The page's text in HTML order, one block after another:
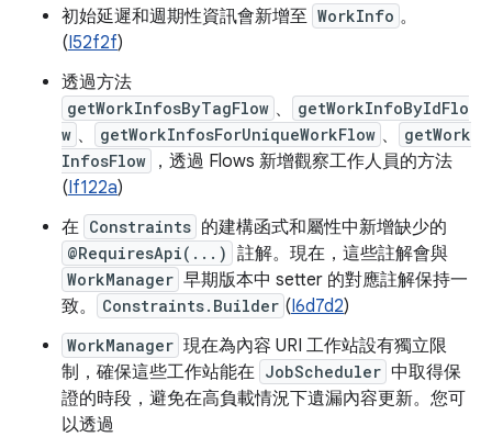
初始延遲和週期性資訊會新增至 WorkInfo 。
(I52f2f)
透過方法
getWorkInfosByTagFlow 、
getWorkInfoByIdFlo
w 、 getWorkInfosForUniqueWorkFlow 、
getWork
InfosFlow
，透過 Flows 新增觀察工作人員的方法
(If122a)
在 Constraints 的建構函式和屬性中新增缺少的
@RequiresApi(...) 註解。現在，這些註解會與
WorkManager 早期版本中 setter 的對應註解保持一
致。
Constraints.Builder (I6d7d2)
WorkManager 現在為內容 URI 工作站設有獨立限
制，確保這些工作站能在 JobScheduler 中取得保
證的時段，避免在高負載情況下遺漏內容更新。您可
以透過